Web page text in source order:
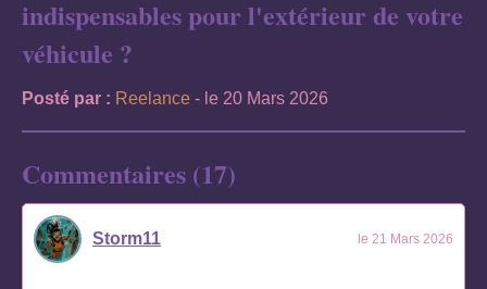
indispensables pour l'extérieur de votre
véhicule ?
Posté par : Reelance - le 20 Mars 2026
Commentaires (17)
Storm11 le 21 Mars 2026